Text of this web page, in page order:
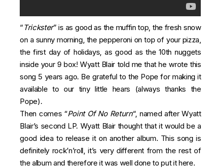
“ Trickster” is as good as the muffin top, the fresh snow
on a sunny morning, the pepperoni on top of your pizza,
the first day of holidays, as good as the 10th nuggets
inside your 9 box! Wyatt Blair told me that he wrote this
song 5 years ago. Be grateful to the Pope for making it
available to our tiny little hears (always thanks the
Pope).
Then comes “Point Of No Return“, named after Wyatt
Blair’s second LP. Wyatt Blair thought that it would be a
good idea to release it on another album. This song is
definitely rock’n’roll, it’s very different from the rest of
the album and therefore it was well done to put it here.